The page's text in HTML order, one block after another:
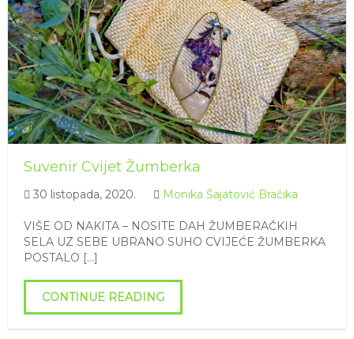
Suvenir Cvijet Žumberka
30 listopada, 2020. Monika Šajatović Bračika
VIŠE OD NAKITA – NOSITE DAH ŽUMBERAČKIH
SELA UZ SEBE UBRANO SUHO CVIJEĆE ŽUMBERKA
POSTALO […]
CONTINUE READING